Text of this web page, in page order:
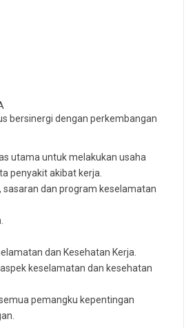
bersinergi dengan perkembangan
utama untuk melakukan usaha
penyakit akibat kerja.
dan program keselamatan
dan Kesehatan Kerja.
keselamatan dan kesehatan
pemangku kepentingan